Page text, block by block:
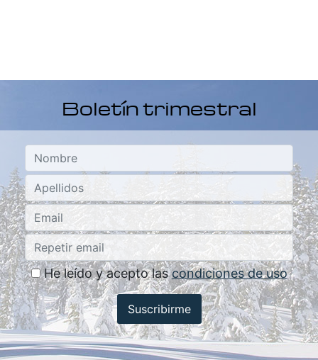
Boletín trimestral
He leído y acepto lascondiciones de uso
Suscribirme